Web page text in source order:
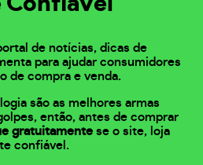
de notícias, dicas de
para ajudar consumidores
de compra e venda.
são as melhores armas
então, antes de comprar
gratuitamente se o site, loja
confiável.